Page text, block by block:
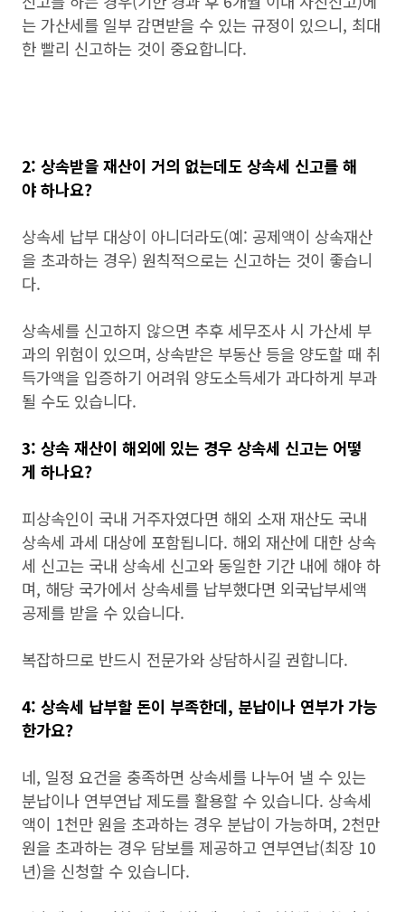
는 가산세를 일부 감면받을 수 있는 규정이 있으니, 최대
한 빨리 신고하는 것이 중요합니다.
2: 상속받을 재산이 거의 없는데도 상속세 신고를 해
야 하나요?
상속세 납부 대상이 아니더라도(예: 공제액이 상속재산
을 초과하는 경우) 원칙적으로는 신고하는 것이 좋습니
다.
상속세를 신고하지 않으면 추후 세무조사 시 가산세 부
과의 위험이 있으며, 상속받은 부동산 등을 양도할 때 취
득가액을 입증하기 어려워 양도소득세가 과다하게 부과
될 수도 있습니다.
3: 상속 재산이 해외에 있는 경우 상속세 신고는 어떻
게 하나요?
피상속인이 국내 거주자였다면 해외 소재 재산도 국내
상속세 과세 대상에 포함됩니다. 해외 재산에 대한 상속
세 신고는 국내 상속세 신고와 동일한 기간 내에 해야 하
며, 해당 국가에서 상속세를 납부했다면 외국납부세액
공제를 받을 수 있습니다.
복잡하므로 반드시 전문가와 상담하시길 권합니다.
4: 상속세 납부할 돈이 부족한데, 분납이나 연부가 가능
한가요?
네, 일정 요건을 충족하면 상속세를 나누어 낼 수 있는
분납이나 연부연납 제도를 활용할 수 있습니다. 상속세
액이 1천만 원을 초과하는 경우 분납이 가능하며, 2천만
원을 초과하는 경우 담보를 제공하고 연부연납(최장 10
년)을 신청할 수 있습니다.